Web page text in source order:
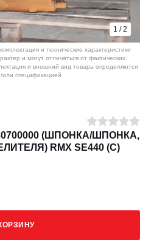
1 /2
и технические характеристики
и могут отличаться от фактических.
и внешний вид товара определяются
или спецификацией
(ШПОНКА/ШПОНКА,
RMX SE440 (С)